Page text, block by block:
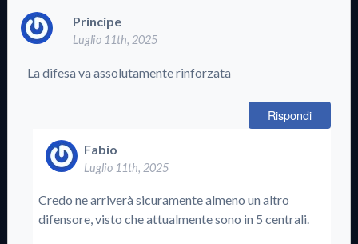
Principe
Luglio 11th, 2025
La difesa va assolutamente rinforzata
Rispondi
Fabio
Luglio 11th, 2025
Credo ne arriverà sicuramente almeno un altro
difensore, visto che attualmente sono in 5 centrali.